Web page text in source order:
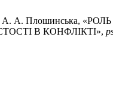
і А. А.
В КОНФЛІКТІ»,